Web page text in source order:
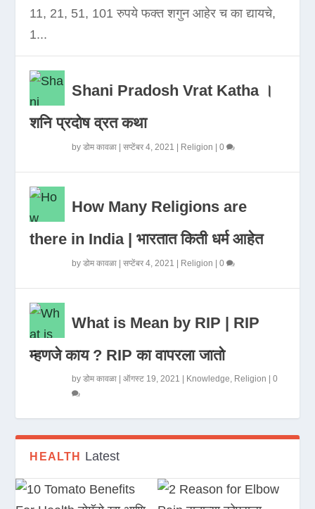
11, 21, 51, 101 रुपये फक्त शगुन आहेर च का द्यायचे,
1...
Shani Pradosh Vrat Katha ।
शनि प्रदोष व्रत कथा
byडोम कावळा |सप्टेंबर 4, 2021 Religion |0
How Many Religions are
there in India | भारतात किती धर्म आहेत
byडोम कावळा |सप्टेंबर 4, 2021 Religion |0
What is Mean by RIP | RIP
म्हणजे काय ? RIP का वापरला जातो
byडोम कावळा |ऑगस्ट 19, 2021 Knowledge, Religion |0
HEALTH Latest